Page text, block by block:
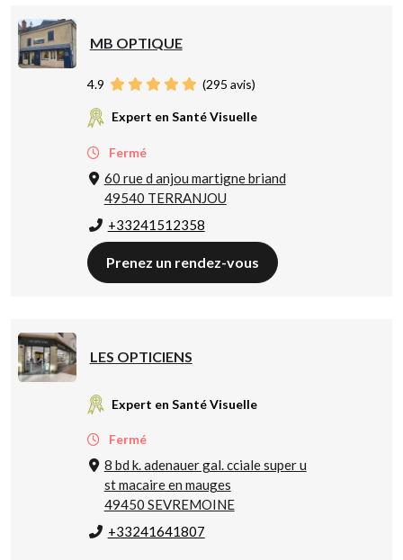
MB OPTIQUE
4.9 (295 avis)
Expert en Santé Visuelle
Fermé
60 rue d anjou martigne briand
49540 TERRANJOU
+33241512358
Prenez un rendez-vous
LES OPTICIENS
Expert en Santé Visuelle
Fermé
8 bd k. adenauer gal. cciale super u
st macaire en mauges
49450 SEVREMOINE
+33241641807